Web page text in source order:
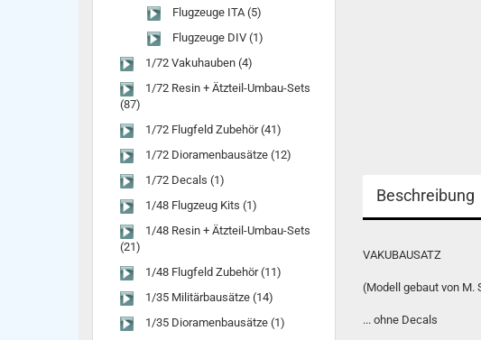
Beschreibung
VAKUBAUSATZ
(Modell gebaut von M.
... ohne Decals
Flugzeuge ITA (5)
Flugzeuge DIV (1)
1/72 Vakuhauben (4)
1/72 Resin + Ätzteil-Umbau-Sets
(87)
1/72 Flugfeld Zubehör (41)
1/72 Dioramenbausätze (12)
1/72 Decals (1)
1/48 Flugzeug Kits (1)
1/48 Resin + Ätzteil-Umbau-Sets
(21)
1/48 Flugfeld Zubehör (11)
1/35 Militärbausätze (14)
1/35 Dioramenbausätze (1)